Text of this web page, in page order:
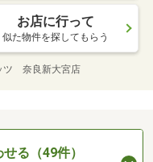
お店に行って
似た物件を探してもらう
ツ 奈良新大宮店
る（49件）